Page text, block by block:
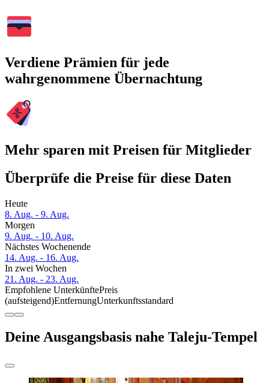
Verdiene Prämien für jede
wahrgenommene Übernachtung
Mehr sparen mit Preisen für Mitglieder
Überprüfe die Preise für diese Daten
Heute
8. Aug. - 9. Aug.
Morgen
9. Aug. - 10. Aug.
Nächstes Wochenende
14. Aug. - 16. Aug.
In zwei Wochen
21. Aug. - 23. Aug.
Empfohlene UnterkünftePreis
(aufsteigend)EntfernungUnterkunftsstandard
Deine Ausgangsbasis nahe Taleju-Tempel